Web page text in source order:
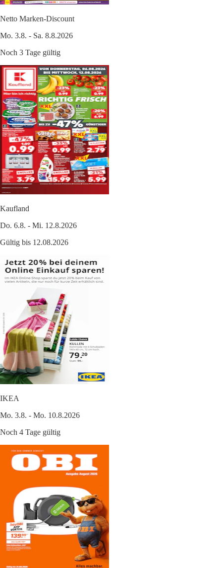
Netto Marken-Discount
Mo. 3.8. - Sa. 8.8.2026
Noch 3 Tage gültig
Kaufland
Do. 6.8. - Mi. 12.8.2026
Gültig bis 12.08.2026
IKEA
Mo. 3.8. - Mo. 10.8.2026
Noch 4 Tage gültig